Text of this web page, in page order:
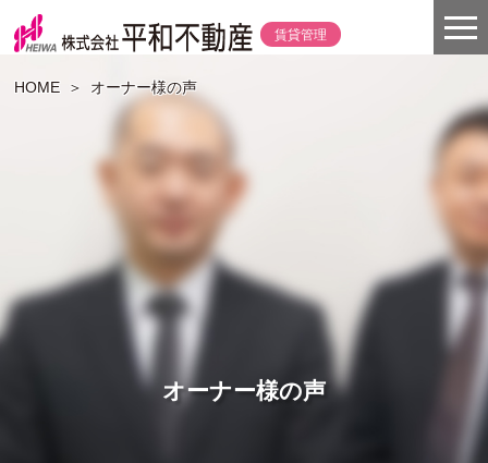
賃貸管理
HOME ＞ オーナー様の声
オーナー様の声